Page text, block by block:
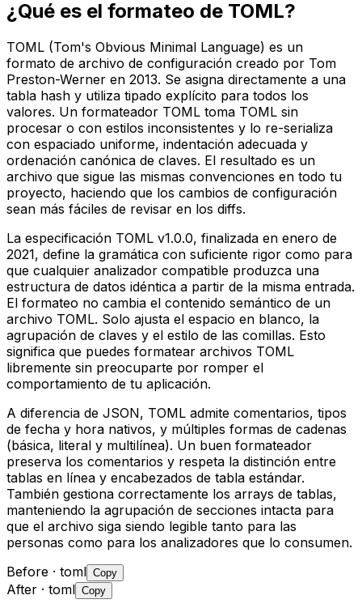
¿Qué es el formateo de TOML?
TOML (Tom's Obvious Minimal Language) es un
formato de archivo de configuración creado por Tom
Preston-Werner en 2013. Se asigna directamente a una
tabla hash y utiliza tipado explícito para todos los
valores. Un formateador TOML toma TOML sin
procesar o con estilos inconsistentes y lo re-serializa
con espaciado uniforme, indentación adecuada y
ordenación canónica de claves. El resultado es un
archivo que sigue las mismas convenciones en todo tu
proyecto, haciendo que los cambios de configuración
sean más fáciles de revisar en los diffs.
La especificación TOML v1.0.0, finalizada en enero de
2021, define la gramática con suficiente rigor como para
que cualquier analizador compatible produzca una
estructura de datos idéntica a partir de la misma entrada.
El formateo no cambia el contenido semántico de un
archivo TOML. Solo ajusta el espacio en blanco, la
agrupación de claves y el estilo de las comillas. Esto
significa que puedes formatear archivos TOML
libremente sin preocuparte por romper el
comportamiento de tu aplicación.
A diferencia de JSON, TOML admite comentarios, tipos
de fecha y hora nativos, y múltiples formas de cadenas
(básica, literal y multilínea). Un buen formateador
preserva los comentarios y respeta la distinción entre
tablas en línea y encabezados de tabla estándar.
También gestiona correctamente los arrays de tablas,
manteniendo la agrupación de secciones intacta para
que el archivo siga siendo legible tanto para las
personas como para los analizadores que lo consumen.
Before · toml Copy
After · toml Copy